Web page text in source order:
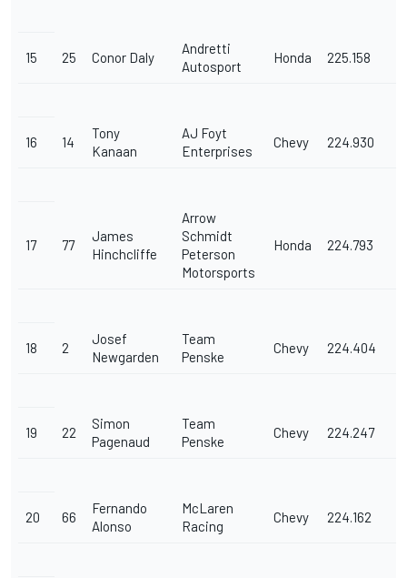
15 25 Conor Daly
Andretti
Autosport
Honda 225.158
16 14
Tony
Kanaan
AJ Foyt
Enterprises
Chevy 224.930
17 77
James
Hinchcliffe
Arrow
Schmidt
Peterson
Motorsports
Honda 224.793
18 2
Josef
Newgarden
Team
Penske
Chevy 224.404
19 22
Simon
Pagenaud
Team
Penske
Chevy 224.247
20 66
Fernando
Alonso
McLaren
Racing
Chevy 224.162